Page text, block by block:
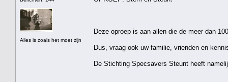
Alles is zoals het moet zijn
Deze oproep is aan allen die de meer dan
Dus, vraag ook uw familie, vrienden en
De Stichting Specsavers Steunt heeft